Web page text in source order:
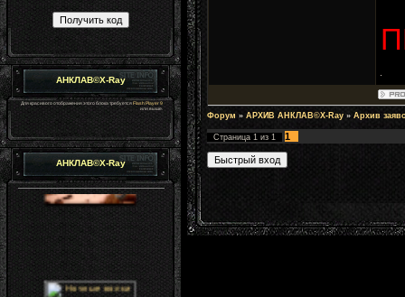
АНКЛАВ©X-Ray
Для красивого отображения этого блока требуетсяFlash Player 9
или выше.
АНКЛАВ©X-Ray
Форум » АРХИВ АНКЛАВ©X-Ray » Архив
Страница 1 из 1 1